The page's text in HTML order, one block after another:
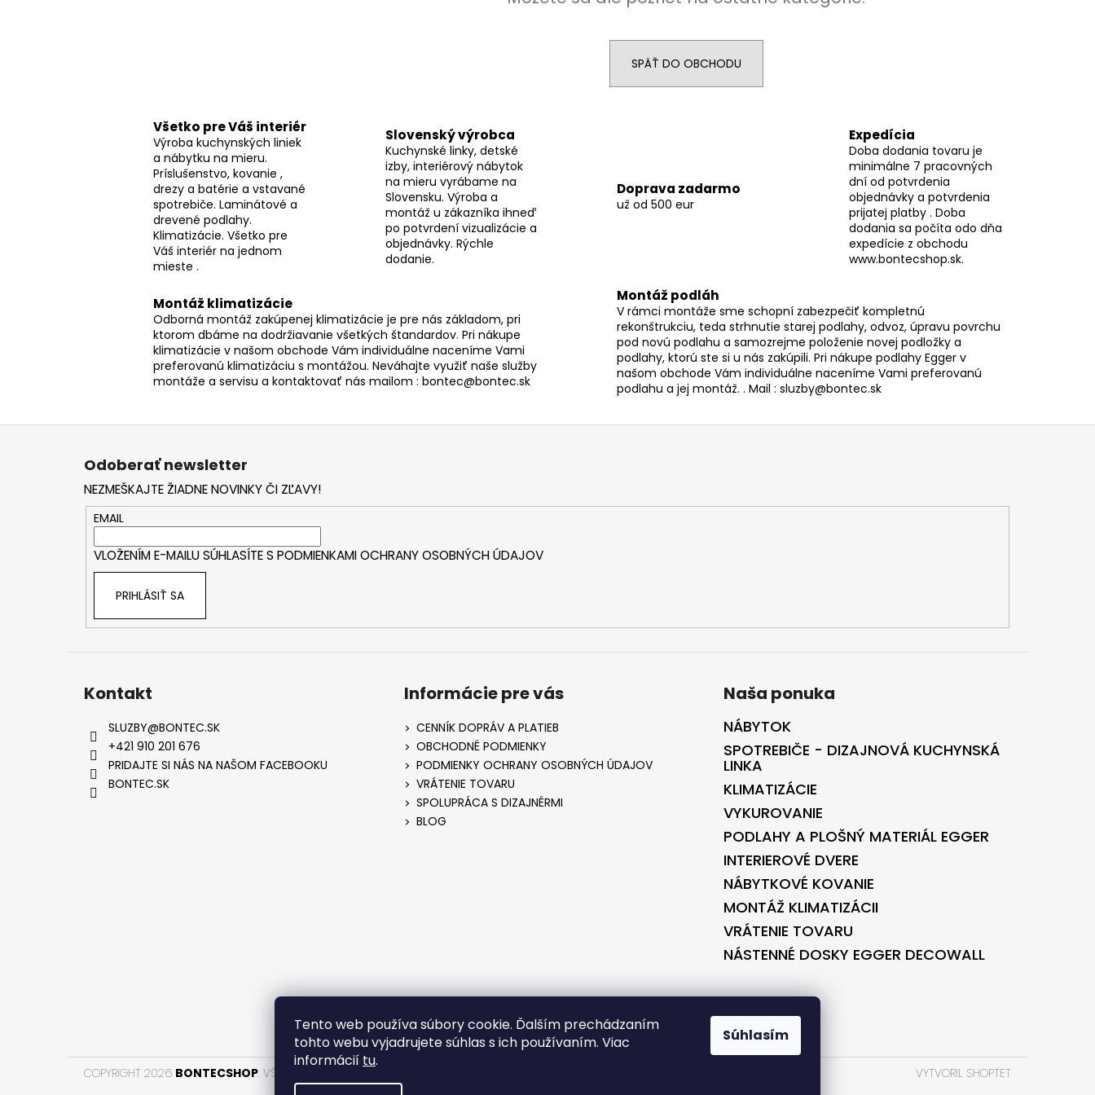
Tento web používa súbory cookie. Ďalším prechádzaním
tohto webu vyjadrujete súhlas s ich používaním. Viac
informácií tu.
Súhlasím
SPÄŤ DO OBCHODU
Všetko pre Váš interiér
Výroba kuchynských liniek
a nábytku na mieru.
Príslušenstvo, kovanie ,
drezy a batérie a vstavané
spotrebiče. Laminátové a
drevené podlahy.
Klimatizácie. Všetko pre
Váš interiér na jednom
mieste .
Slovenský výrobca
Kuchynské linky, detské
izby, interiérový nábytok
na mieru vyrábame na
Slovensku. Výroba a
montáž u zákazníka ihneď
po potvrdení vizualizácie a
objednávky. Rýchle
dodanie.
Doprava zadarmo
už od 500 eur
Expedícia
Doba dodania tovaru je
minimálne 7 pracovných
dní od potvrdenia
objednávky a potvrdenia
prijatej platby . Doba
dodania sa počíta odo dňa
expedície z obchodu
www.bontecshop.sk.
Montáž klimatizácie
Odborná montáž zakúpenej klimatizácie je pre nás základom, pri
ktorom dbáme na dodržiavanie všetkých štandardov. Pri nákupe
klimatizácie v našom obchode Vám individuálne naceníme Vami
preferovanú klimatizáciu s montážou. Neváhajte využiť naše služby
montáže a servisu a kontaktovať nás mailom : bontec@bontec.sk
Montáž podláh
V rámci montáže sme schopní zabezpečiť kompletnú
rekonštrukciu, teda strhnutie starej podlahy, odvoz, úpravu povrchu
pod novú podlahu a samozrejme položenie novej podložky a
podlahy, ktorú ste si u nás zakúpili. Pri nákupe podlahy Egger v
našom obchode Vám individuálne naceníme Vami preferovanú
podlahu a jej montáž. . Mail : sluzby@bontec.sk
Z
Odoberať newsletter
NEZMEŠKAJTE ŽIADNE NOVINKY ČI ZĽAVY!
EMAIL
VLOŽENÍM E-MAILU SÚHLASÍTE S PODMIENKAMI OCHRANY OSOBNÝCH ÚDAJOV
PRIHLÁSIŤ SA
Kontakt
SLUZBY@BONTEC.SK
+421 910 201 676
PRIDAJTE SI NÁS NA NAŠOM FACEBOOKU
BONTEC.SK
Informácie pre vás
CENNÍK DOPRÁV A PLATIEB
OBCHODNÉ PODMIENKY
PODMIENKY OCHRANY OSOBNÝCH ÚDAJOV
VRÁTENIE TOVARU
SPOLUPRÁCA S DIZAJNÉRMI
BLOG
Naša ponuka
NÁBYTOK
SPOTREBIČE - DIZAJNOVÁ KUCHYNSKÁ
LINKA
KLIMATIZÁCIE
VYKUROVANIE
PODLAHY A PLOŠNÝ MATERIÁL EGGER
INTERIEROVÉ DVERE
NÁBYTKOVÉ KOVANIE
MONTÁŽ KLIMATIZÁCII
VRÁTENIE TOVARU
NÁSTENNÉ DOSKY EGGER DECOWALL
VYTVORENÉ V SPOLUPRÁCI S KVALITNYESHOP.SK VYTVORENÉ V SPOLUPRÁCI S BONTEC.SK
VYTVORIL SHOPTET
COPYRIGHT 2026 BONTECSHOP. VŠETKY PRÁVA VYHRADENÉ.